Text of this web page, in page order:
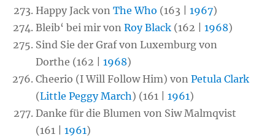
Happy Jack vonThe Who (163 |1967)
Bleib‘ bei mir vonRoy Black (162 |1968)
Sind Sie der Graf von Luxemburg von
Dorthe (162 |1968)
Cheerio (I Will Follow Him) vonPetula Clark
(Little Peggy March) (161 |1961)
Danke für die Blumen von Siw Malmqvist
(161 |1961)